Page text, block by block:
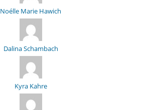
Noélle Marie Hawich
Dalina Schambach
Kyra Kahre